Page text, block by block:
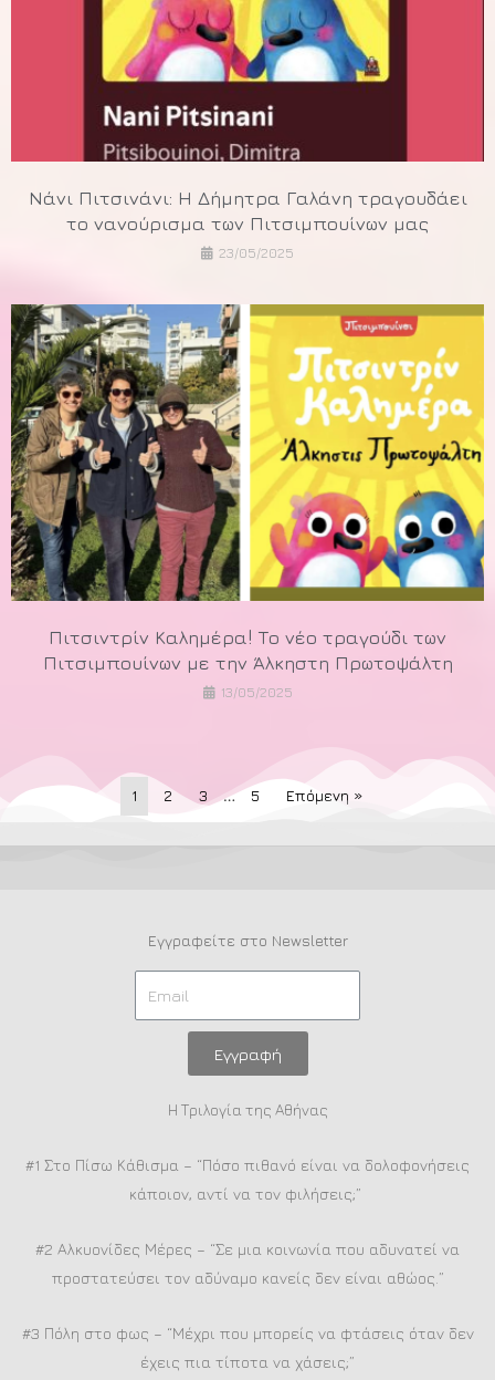
Νάνι Πιτσινάνι: Η Δήμητρα Γαλάνη τραγουδάει
το νανούρισμα των Πιτσιμπουίνων μας
23/05/2025
Πιτσιντρίν Καλημέρα! Το νέο τραγούδι των
Πιτσιμπουίνων με την Άλκηστη Πρωτοψάλτη
13/05/2025
1 2 3 … 5 Επόμενη »
Εγγραφείτε στο Newsletter
Εγγραφή
Η Τριλογία της Αθήνας
#1 Στο Πίσω Κάθισμα – “Πόσο πιθανό είναι να δολοφονήσεις
κάποιον, αντί να τον φιλήσεις;”
#2 Αλκυονίδες Μέρες – “Σε μια κοινωνία που αδυνατεί να
προστατεύσει τον αδύναμο κανείς δεν είναι αθώος.”
#3 Πόλη στο φως – “Μέχρι που μπορείς να φτάσεις όταν δεν
έχεις πια τίποτα να χάσεις;”